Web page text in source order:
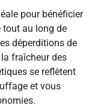
pour bénéficier
tout au long de
déperditions de
fraîcheur des
se reflètent
et vous